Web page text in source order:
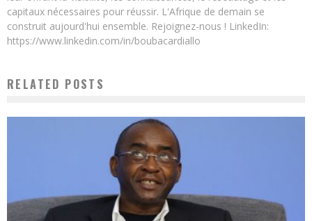
capitaux nécessaires pour réussir. L'Afrique de demain se
construit aujourd'hui ensemble. Rejoignez-nous ! LinkedIn:
https://www.linkedin.com/in/boubacardiallo
RELATED POSTS